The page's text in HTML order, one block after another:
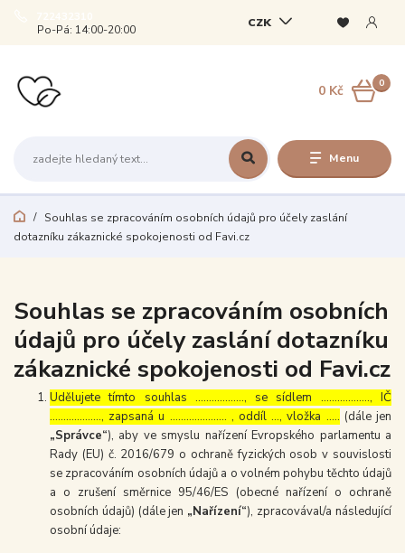
Menu
CZK
Po-Pá: 14:00-20:00
0
0 Kč
Souhlas se zpracováním osobních údajů pro účely zaslání
dotazníku zákaznické spokojenosti od Favi.cz
Souhlas se zpracováním osobních
údajů pro účely zaslání dotazníku
zákaznické spokojenosti od Favi.cz
Udělujete tímto souhlas ……………..., se sídlem ………………, IČ
………………., zapsaná u ………………… , oddíl …, vložka ….. (dále jen
„Správce“), aby ve smyslu nařízení Evropského parlamentu a
Rady (EU) č. 2016/679 o ochraně fyzických osob v souvislosti
se zpracováním osobních údajů a o volném pohybu těchto údajů
a o zrušení směrnice 95/46/ES (obecné nařízení o ochraně
osobních údajů) (dále jen „Nařízení“), zpracovával/a následující
osobní údaje: